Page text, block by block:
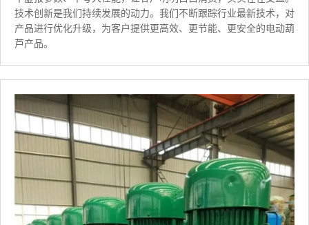
技术创新是我们持续发展的动力。我们不断跟踪行业最新技术，对
产品进行优化升级，为客户提供更高效、更节能、更安全的电动葫
芦产品。